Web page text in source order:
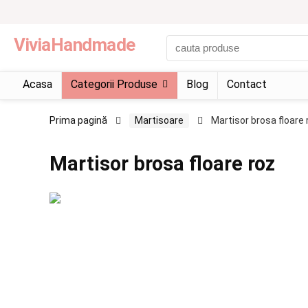
ViviaHandmade
Acasa Categorii Produse Blog Contact
Prima pagină Martisoare Martisor brosa floare
Martisor brosa floare roz